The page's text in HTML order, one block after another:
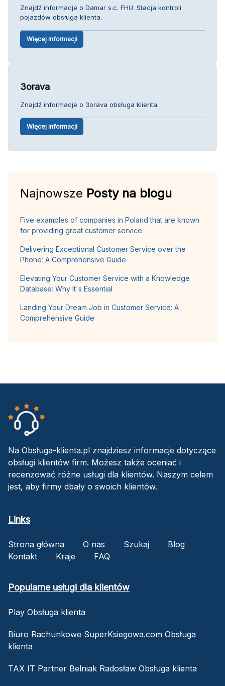
Znajdź informacje o Damar s.c. FHU. Stacja kontroli
pojazdów obsługa klienta.
Więcej informacji
3orava
Znajdź informacje o 3orava obsługa klienta.
Więcej informacji
Najnowsze Posty na blogu
Five examples of companies in Poland that are known
for providing great customer service
Delivering Exceptional Customer Service over the
Phone: A Comprehensive Guide
Elevating Your Customer Service with a Knowledge
Database: Why It's Essential
Landing Your Dream Job in Customer Service: A
Comprehensive Guide
Na Obsługa-klienta.pl znajdziesz informacje dotyczące
obsługi klientów firm. Możesz także oceniać i
recenzować różne usługi dla klientów. Naszym celem
jest, aby firmy dbały o swoich klientów.
Links
Strona główna O nas Szukaj
Blog
Kontakt
Kraje FAQ
Popularne usługi dla klientów
Play Obsługa klienta
Biuro Rachunkowe SuperKsiegowa.com Obsługa
klienta
TAX IT Partner Belniak Radosław Obsługa klienta